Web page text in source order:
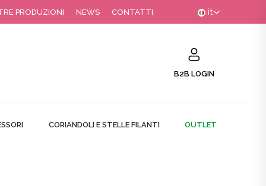
it
PRODUZIONI NEWS CONTATTI
B2B LOGIN
CORIANDOLI E STELLE FILANTI OUTLET